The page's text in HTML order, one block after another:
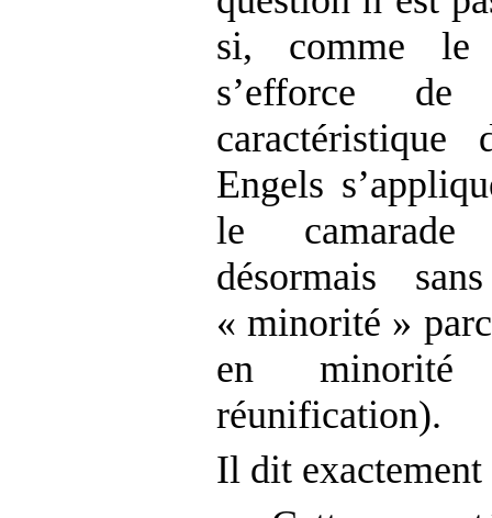
si, comme le
s’efforce
Engels
le camarade
désormais
« minorité »
en
réunification).
Il dit exactement